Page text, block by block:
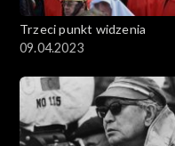
Trzeci punkt widzenia
09.04.2023